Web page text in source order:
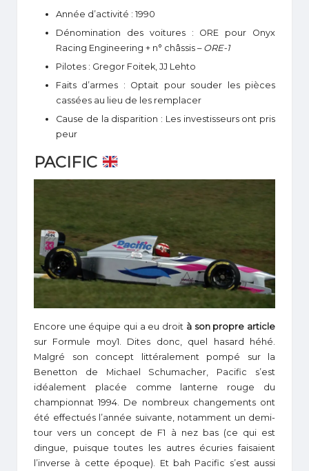
Année d’activité : 1990
Dénomination des voitures : ORE pour Onyx
Racing Engineering + n° châssis – ORE-1
Pilotes : Gregor Foitek, JJ Lehto
Faits d’armes : Optait pour souder les pièces
cassées au lieu de les remplacer
Cause de la disparition : Les investisseurs ont pris
peur
PACIFIC
Encore une équipe qui a eu droit à son propre article
sur Formule moy1. Dites donc, quel hasard héhé.
Malgré son concept littéralement pompé sur la
Benetton de Michael Schumacher, Pacific s’est
idéalement placée comme lanterne rouge du
championnat 1994. De nombreux changements ont
été effectués l’année suivante, notamment un demi-
tour vers un concept de F1 à nez bas (ce qui est
dingue, puisque toutes les autres écuries faisaient
l’inverse à cette époque). Et bah Pacific s’est aussi